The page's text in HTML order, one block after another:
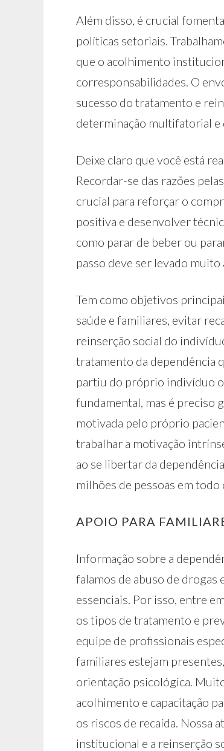
Além disso, é crucial
políticas setoriais.
que o acolhimento
corresponsabilidades. O
sucesso do tratamento e
determinação multifatorial e
Deixe claro que você está
Recordar-se das razões
crucial para reforçar o
positiva e desenvolver
como parar de beber ou
passo deve ser levado
Tem como objetivos
saúde e familiares, evitar
reinserção social do
tratamento da dependência
partiu do próprio indivíduo
fundamental, mas é preciso
motivada pelo próprio
trabalhar a motivação
ao se libertar da
milhões de pessoas em todo
APOIO PARA
Informação sobre a
falamos de abuso de drogas
essenciais. Por isso, entre
os tipos de tratamento e
equipe de profissionais
familiares estejam
orientação psicológica.
acolhimento e capacitação
os riscos de recaída. Nossa
institucional e a reinserção